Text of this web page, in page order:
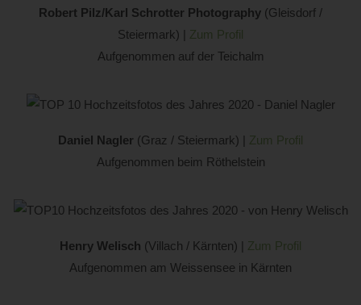
Robert Pilz/Karl Schrotter Photography (Gleisdorf /
Steiermark) | Zum Profil
Aufgenommen auf der Teichalm
Daniel Nagler (Graz / Steiermark) | Zum Profil
Aufgenommen beim Röthelstein
Henry Welisch (Villach / Kärnten) | Zum Profil
Aufgenommen am Weissensee in Kärnten